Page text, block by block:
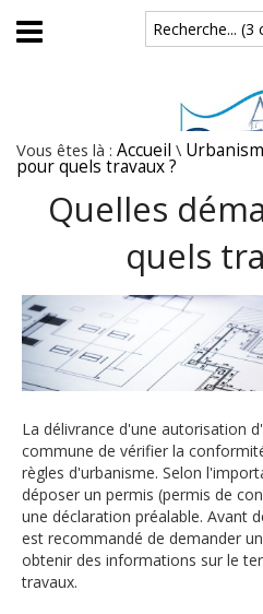
Aller au contenu principal
Recherche... (3
Vous êtes là : Accueil \
pour quels travaux ?
Quelles
quels
La délivrance d'une autorisation
commune de vérifier la
règles d'urbanisme. Selon
déposer un permis (permis de
une déclaration préalable. Avant
est recommandé de demander
obtenir des informations sur le
travaux.